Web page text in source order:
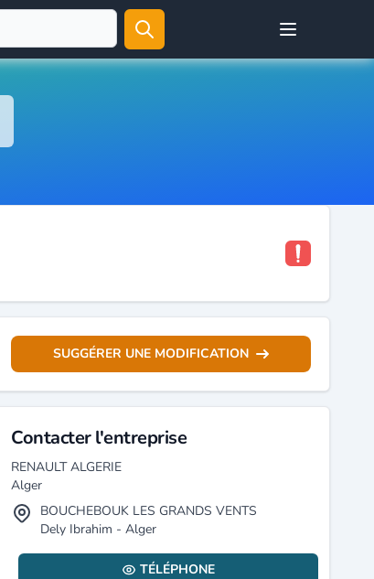
Open user menu
SUGGÉRER UNE MODIFICATION
Contacter l'entreprise
RENAULT ALGERIE
Alger
BOUCHEBOUK LES GRANDS VENTS
Dely Ibrahim - Alger
TÉLÉPHONE